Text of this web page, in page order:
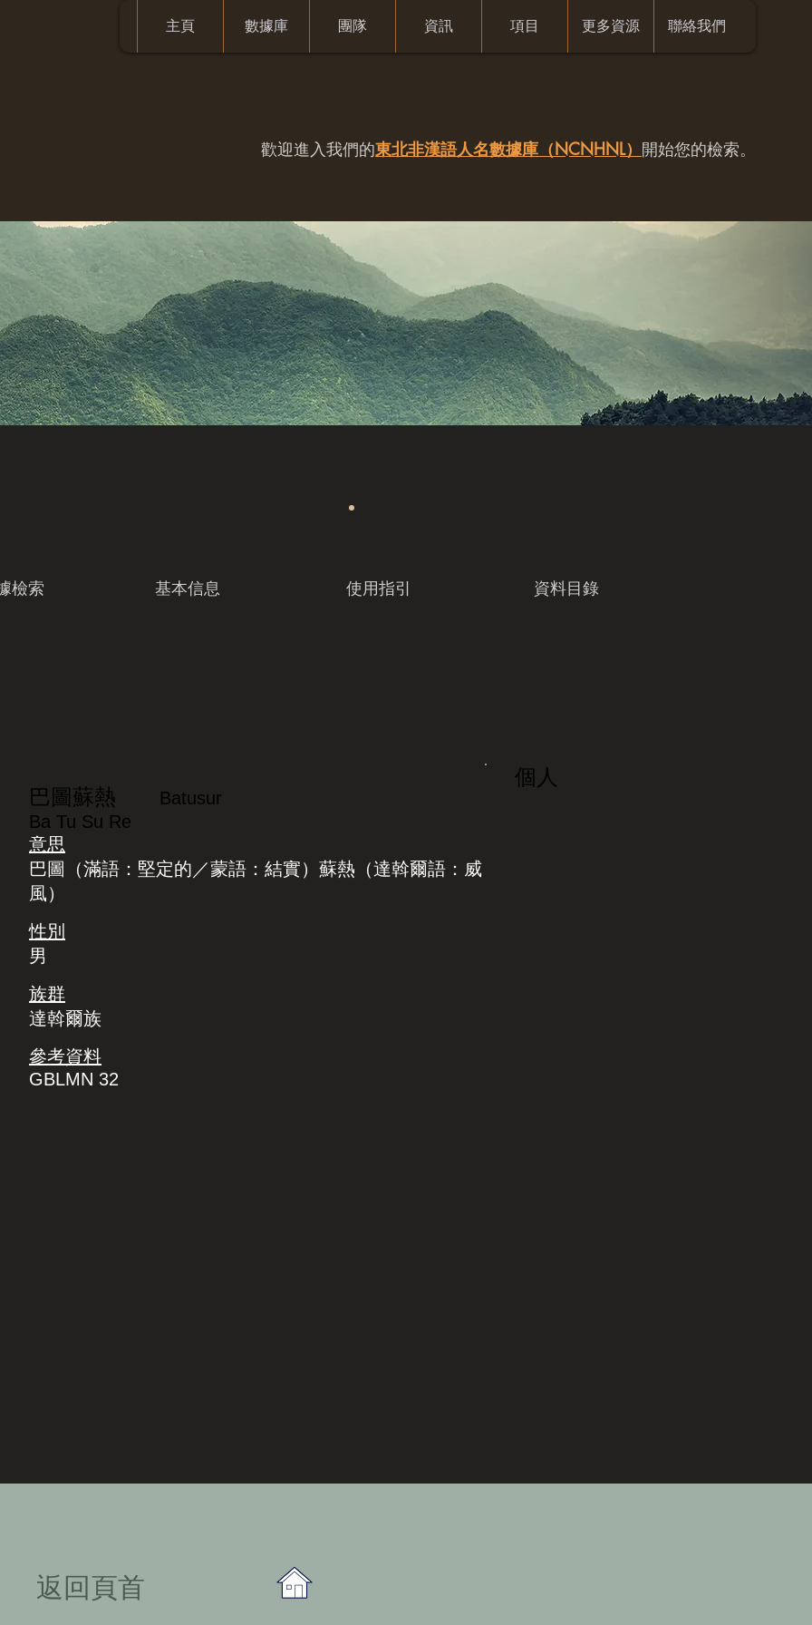
主頁 數據庫 團隊 資訊 項目 更多資源 聯絡我們
歡迎進入我們的東北非漢語人名數據庫（NCNHNL） 開始您的檢索。
檢索 基本信息 使用指引 資料目錄
巴圖蘇熱
Batusur
Ba Tu Su Re
意思
巴圖（滿語：堅定的／蒙語：結實）蘇熱（達斡爾語：威
風）
性別
男
族群
達斡爾族
參考資料
GBLMN 32
個人
​返回頁首